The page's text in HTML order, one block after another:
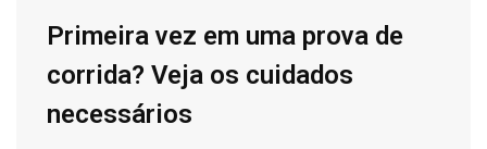
Primeira vez em uma prova de
corrida? Veja os cuidados
necessários